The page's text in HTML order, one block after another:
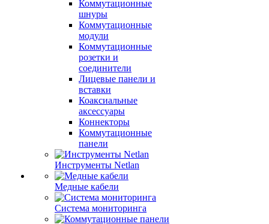
Коммутационные
шнуры
Коммутационные
модули
Коммутационные
розетки и
соединители
Лицевые панели и
вставки
Коаксиальные
аксессуары
Коннекторы
Коммутационные
панели
Инструменты Netlan
Медные кабели
Система мониторинга